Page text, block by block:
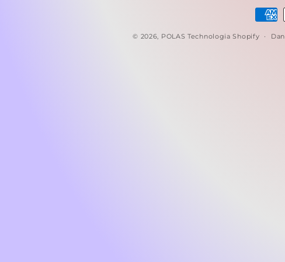
© 2026, POLAS Technologia Shopify